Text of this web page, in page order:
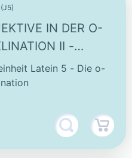
IN DER O-
II -
Latein 5 - Die o-